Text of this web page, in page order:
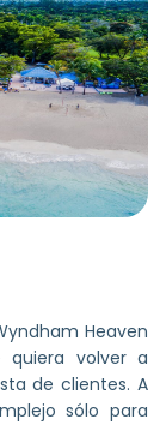
Heaven
quiera volver a
de clientes. A
sólo para